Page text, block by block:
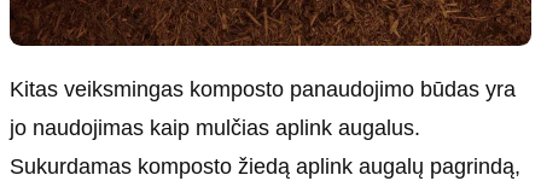
Kitas veiksmingas komposto panaudojimo būdas yra
jo naudojimas kaip mulčias aplink augalus.
Sukurdamas komposto žiedą aplink augalų pagrindą,